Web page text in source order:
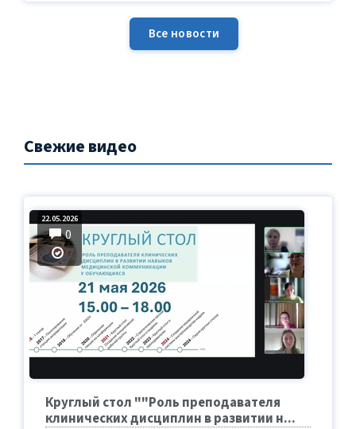
Все новости
Свежие видео
22.05.2026
0
Круглый стол ""Роль преподавателя
клинических дисциплин в развитии н...